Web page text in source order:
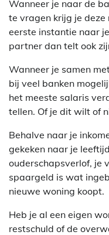
Wanneer je naar de
te vragen krijg je deze
eerste instantie naar
partner dan telt ook
Wanneer je samen
bij veel banken
het meeste salaris
tellen. Of je dit wilt of
Behalve naar je
gekeken naar je
ouderschapsverlof, je
spaargeld is wat
nieuwe woning koopt.
Heb je al een eigen
restschuld of de